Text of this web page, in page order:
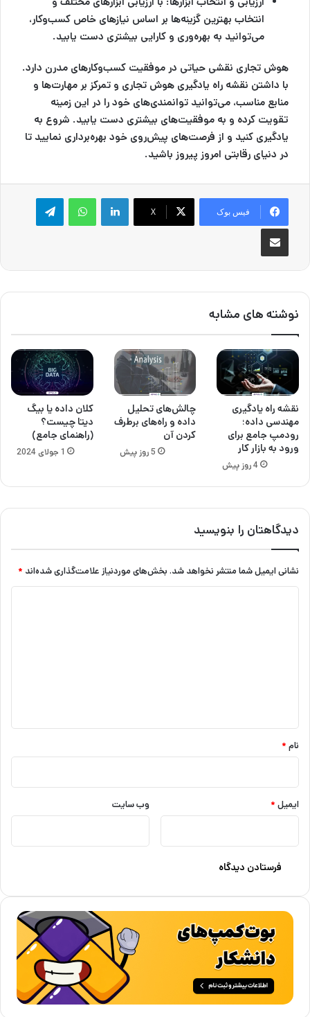
انتخاب بهترین گزینه‌ها بر اساس نیازهای خاص کسب‌وکار،
می‌توانید به بهره‌وری و کارایی بیشتری دست یابید.
هوش تجاری نقشی حیاتی در موفقیت کسب‌وکارهای مدرن دارد.
با داشتن نقشه راه یادگیری هوش تجاری و تمرکز بر مهارت‌ها و
منابع مناسب، می‌توانید توانمندی‌های خود را در این زمینه
تقویت کرده و به موفقیت‌های بیشتری دست یابید. شروع به
یادگیری کنید و از فرصت‌های پیش‌روی خود بهره‌برداری نمایید تا
در دنیای رقابتی امروز پیروز باشید.
فیس بوک X
لینکدینواتس آپ تلگرام
اشتراک گذاری از طریق ایمیل
نوشته های مشابه
نقشه راه یادگیری
مهندسی داده؛
رودمپ جامع برای
ورود به بازار کار
4 روز پیش
چالش‌های تحلیل
داده و راه‌های برطرف
کردن آن
5 روز پیش
کلان داده یا بیگ
دیتا چیست؟
(راهنمای جامع)
1 جولای 2024
دیدگاهتان را بنویسید
نشانی ایمیل شما منتشر نخواهد شد. بخش‌های موردنیاز علامت‌گذاری شده‌اند *
نام *
ایمیل * وب‌ سایت